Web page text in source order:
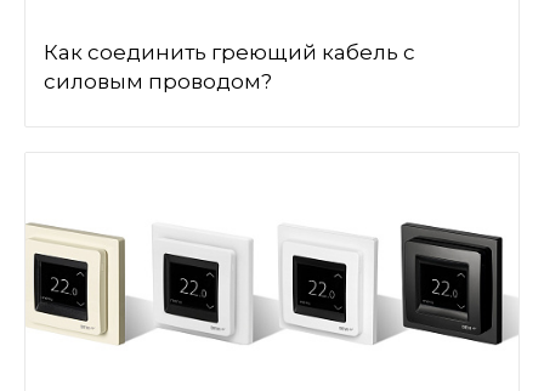
Как соединить греющий кабель с
силовым проводом?